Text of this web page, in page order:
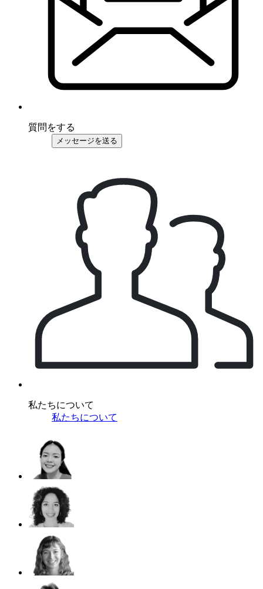
質問をする
メッセージを送る
私たちについて
私たちについて